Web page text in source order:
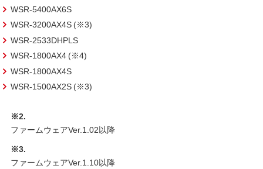
WSR-5400AX6S
WSR-3200AX4S (※3)
WSR-2533DHPLS
WSR-1800AX4 (※4)
WSR-1800AX4S
WSR-1500AX2S (※3)
※2.
ファームウェアVer.1.02以降
※3.
ファームウェアVer.1.10以降